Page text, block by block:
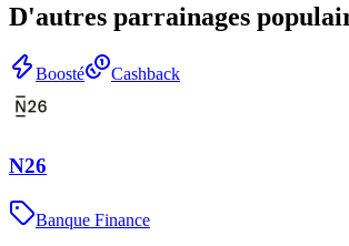
D'autres parrainages
Boosté Cashback
N26
Banque Finance